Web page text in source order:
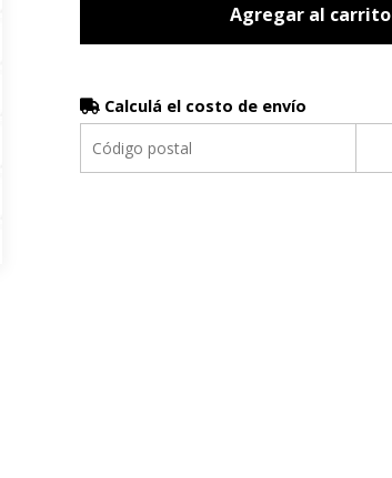
Agregar al carrito
Calculá el costo de envío